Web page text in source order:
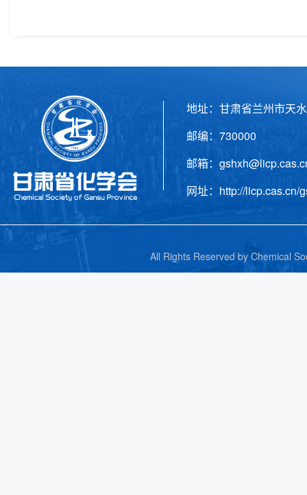
地址：甘肃省兰州市天
邮编：730000 电
邮箱：
网址：http://licp.cas.cn/
All Rights Reserved by Chemical